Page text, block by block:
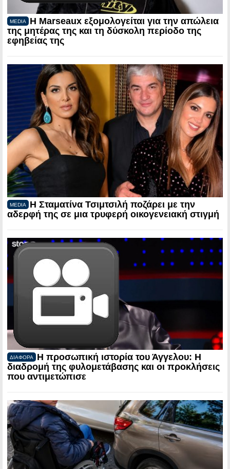
MEDIA
Η Marseaux εξομολογείται για την απώλεια
της μητέρας της και τη δύσκολη περίοδο της
εφηβείας της
MEDIA
Η Σταματίνα Τσιμτσιλή ποζάρει με την
αδερφή της σε μια τρυφερή οικογενειακή στιγμή
ΔΙΑΦΟΡΑ
Η προσωπική ιστορία του Άγγελου: Η
διαδρομή της φυλομετάβασης και οι προκλήσεις
που αντιμετώπισε